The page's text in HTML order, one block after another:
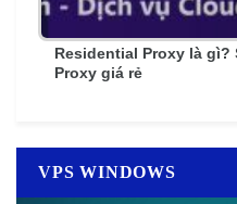
Residential Proxy là gì?
Proxy giá rẻ
VPS WINDOWS